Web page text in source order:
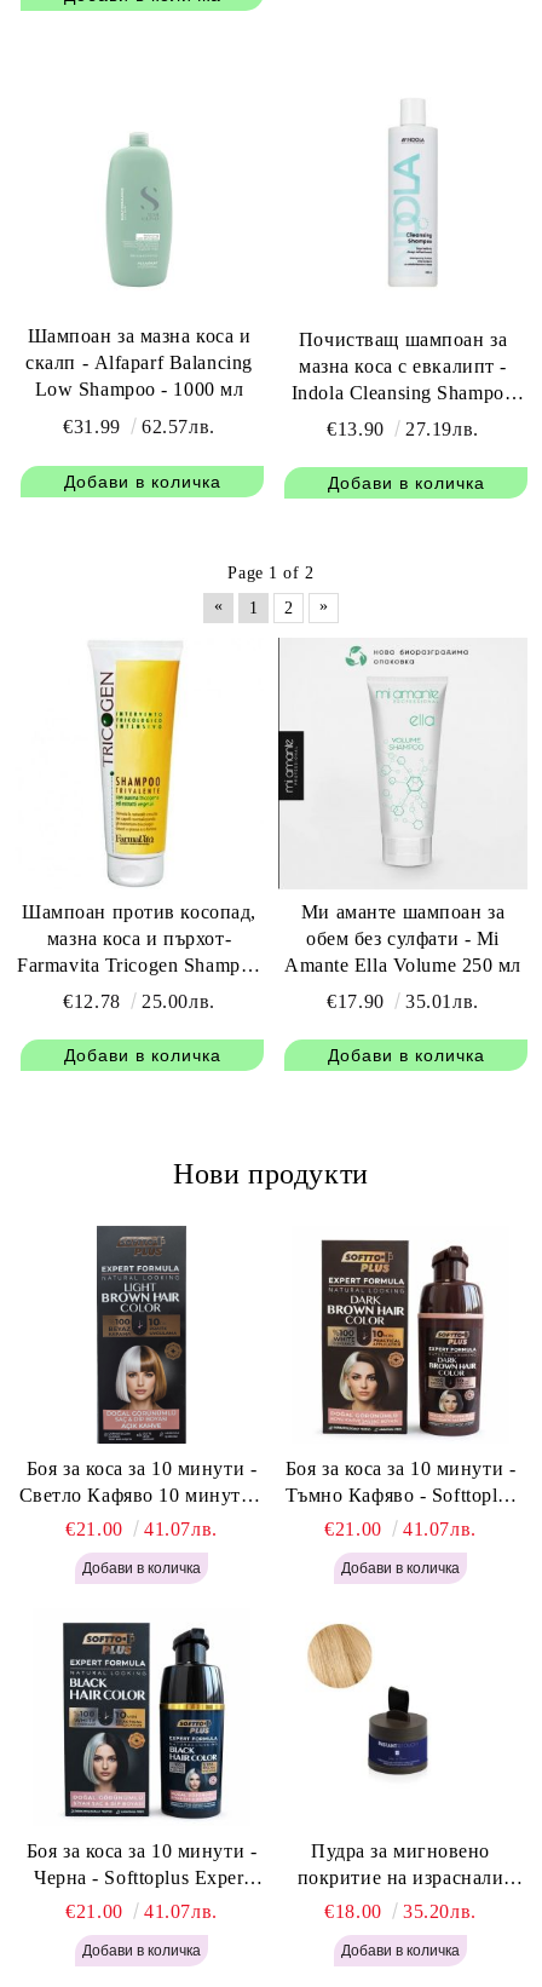
Шампоан за мазна коса и
скалп - Alfaparf Balancing
Low Shampoo - 1000 мл
€31.99
62.57лв.
Почистващ шампоан за
мазна коса с евкалипт -
Indola Cleansing Shampoo
300 мл.
€13.90 27.19лв.
Page 1 of 2
«
1 2 »
Шампоан против косопад,
мазна коса и пърхот-
Farmavita Tricogen Shampoo
250мл
€12.78 25.00лв.
Ми аманте шампоан за
обем без сулфати - Mi
Amante Ella Volume 250 мл
€17.90
35.01лв.
Нови продукти
Боя за коса за 10 минути -
Светло Кафяво 10 минути -
Softtoplus Expert Woman
Light Brown 400мл
€21.00 41.07лв.
Боя за коса за 10 минути -
Тъмно Кафяво - Softtoplus
Expert Woman Dark Brown
400 мл
€21.00 41.07лв.
Боя за коса за 10 минути -
Черна - Softtoplus Expert
Woman Black 400мл
€21.00 41.07лв.
Пудра за мигновено
покритие на израснали
корени Светло Русо - Labor
Pro Instant Retouch Powder -
Light Blonde H646
€18.00 35.20лв.